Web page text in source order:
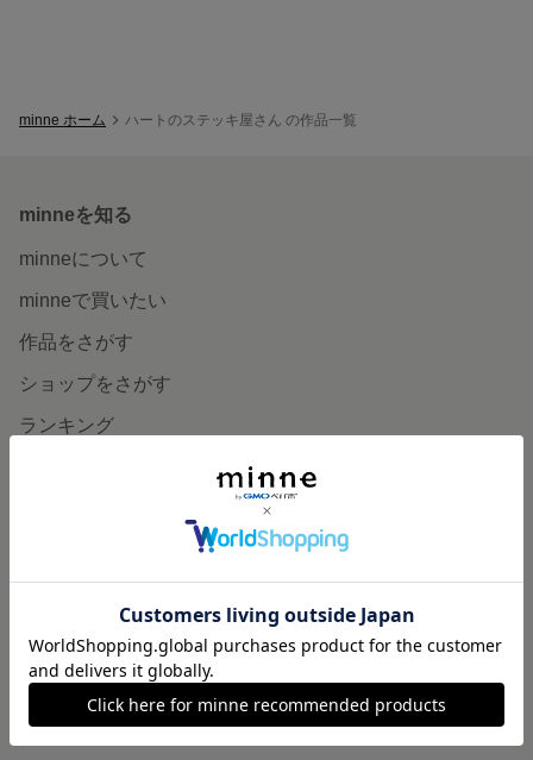
minne ホーム ハートのステッキ屋さん の作品一覧
minneを知る
minneについて
minneで買いたい
作品をさがす
ショップをさがす
ランキング
ヴィンテージ販売
ダウンロード販売